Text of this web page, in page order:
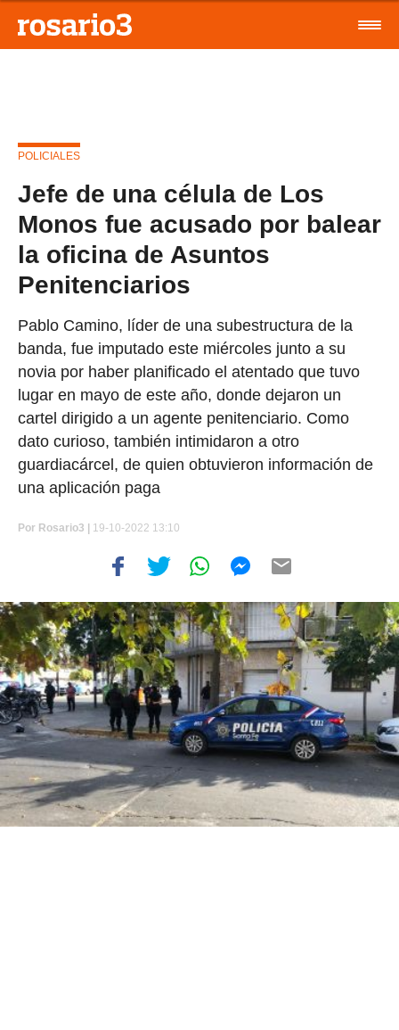
POLICIALES
Jefe de una célula de Los
Monos fue acusado por balear
la oficina de Asuntos
Penitenciarios
Pablo Camino, líder de una subestructura de la
banda, fue imputado este miércoles junto a su
novia por haber planificado el atentado que tuvo
lugar en mayo de este año, donde dejaron un
cartel dirigido a un agente penitenciario. Como
dato curioso, también intimidaron a otro
guardiacárcel, de quien obtuvieron información de
una aplicación paga
Por Rosario3 | 19-10-2022 13:10